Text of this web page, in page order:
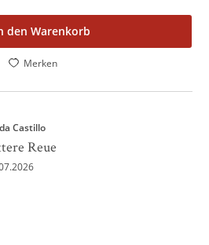
den Warenkorb
Merken
Castillo
Reue